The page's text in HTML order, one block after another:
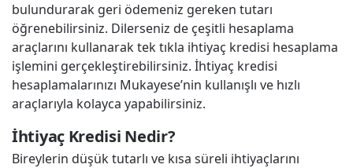
bulundurarak geri ödemeniz gereken tutarı
öğrenebilirsiniz. Dilerseniz de çeşitli hesaplama
araçlarını kullanarak tek tıkla ihtiyaç kredisi hesaplama
işlemini gerçekleştirebilirsiniz. İhtiyaç kredisi
hesaplamalarınızı Mukayese’nin kullanışlı ve hızlı
araçlarıyla kolayca yapabilirsiniz.
İhtiyaç Kredisi Nedir?
Bireylerin düşük tutarlı ve kısa süreli ihtiyaçlarını